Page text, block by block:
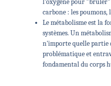
carbone : les poumons,
Le métabolisme est la
systèmes. Un
n'importe quelle partie
problématique et
fondamental du corps